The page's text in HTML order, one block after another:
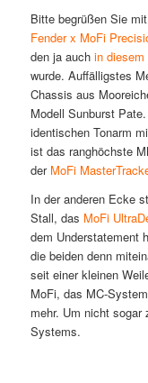
Bitte begrüßen Sie
Fender x MoFi
den ja auch in diesem
wurde. Auffälligstes
Chassis aus
Modell Sunburst
identischen Tonarm
ist das ranghöchste
der MoFi
In der anderen Ecke
Stall, das MoFi
dem Understatement
die beiden denn
seit einer kleinen
MoFi, das MC-System
mehr. Um nicht
Systems.